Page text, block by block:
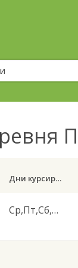
Дни курсирования
Ср,Пт,Сб,Вс